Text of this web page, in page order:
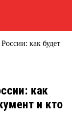
как будет
как
и кто